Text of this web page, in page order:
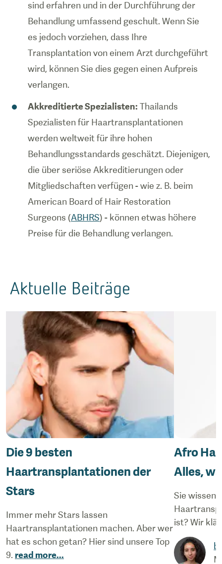
sind erfahren und in der Durchführung der
Behandlung umfassend geschult. Wenn Sie
es jedoch vorziehen, dass Ihre
Transplantation von einem Arzt durchgeführt
wird, können Sie dies gegen einen Aufpreis
verlangen.
Akkreditierte Spezialisten: Thailands
Spezialisten für Haartransplantationen
werden weltweit für ihre hohen
Behandlungsstandards geschätzt. Diejenigen,
die über seriöse Akkreditierungen oder
Mitgliedschaften verfügen - wie z. B. beim
American Board of Hair Restoration
Surgeons (ABHRS) - können etwas höhere
Preise für die Behandlung verlangen.
Aktuelle Beiträge
Die 9 besten
Haartransplantationen der
Stars
Immer mehr Stars lassen
Haartransplantationen machen. Aber wer
hat es schon getan? Hier sind unsere Top
9. read more...
Afro
Alles,
Sie wissen
ist? Wir